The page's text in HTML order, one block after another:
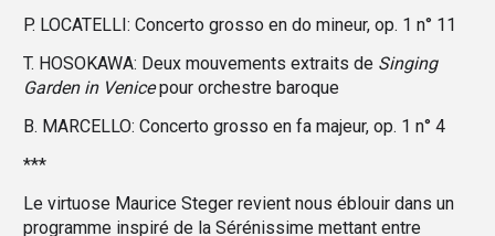
P. LOCATELLI: Concerto grosso en do mineur, op. 1 n° 11
T. HOSOKAWA: Deux mouvements extraits de Singing
Garden in Venicepour orchestre baroque
B. MARCELLO: Concerto grosso en fa majeur, op. 1 n° 4
***
Le virtuose Maurice Steger revient nous éblouir dans un
programme inspiré de la Sérénissime mettant entre